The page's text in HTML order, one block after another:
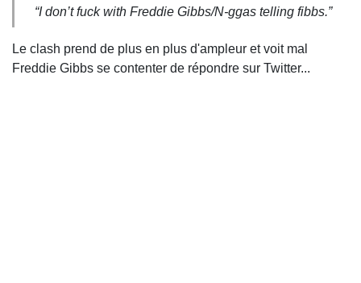
“I don’t fuck with Freddie Gibbs/N-ggas telling fibbs.”
Le clash prend de plus en plus d'ampleur et voit mal
Freddie Gibbs se contenter de répondre sur Twitter...